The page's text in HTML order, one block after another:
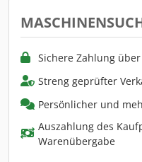
Sichere Zahlung
Streng geprüfter
Persönlicher und
Auszahlung des
Warenübergabe